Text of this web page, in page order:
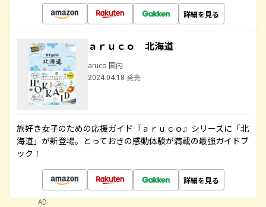
詳細を見る
ａｒｕｃｏ 北海道
aruco 国内
2024.04.18 発売
旅好き女子のための応援ガイド『ａｒｕｃｏ』シリーズに「北
海道」が新登場。とっておきの感動体験が満載の最強ガイドブ
ック！
詳細を見る
AD